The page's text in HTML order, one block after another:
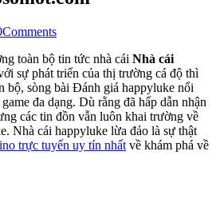
Comments
toàn bộ tin tức nhà cái Nhà cái
sự phát triển của thị trường cá độ thì
bộ, sòng bài Đánh giá happyluke nổi
đa dạng. Dù rằng đã hấp dẫn nhận
các tin đồn vẫn luôn khai trường về
Nhà cái happyluke lừa đảo là sự thật
trực tuyến uy tín nhất về khám phá về